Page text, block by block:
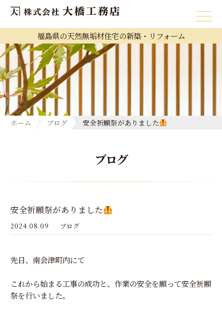
福島県の天然無垢材住宅の新築・リフォーム
ホーム ブログ 安全祈願祭がありました
ブログ
安全祈願祭がありました
2024.08.09 ブログ
先日、南会津町内にて
これから始まる工事の成功と、作業の安全を願って安全祈願
祭を行いました。